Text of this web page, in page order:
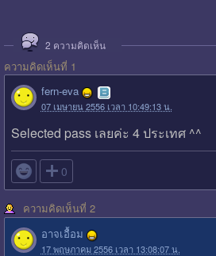
2 ความคิดเห็น
ความคิดเห็นที่ 1
fern-eva
07 เมษายน 2556 เวลา 10:49:13 น.
Selected pass เลยค่ะ 4 ประเทศ ^^
 0
ความคิดเห็นที่ 2
อาจเอื้อม
17 พฤษภาคม 2556 เวลา 13:08:07 น.